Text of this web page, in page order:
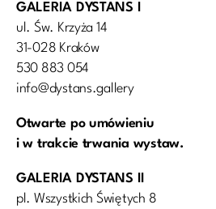
GALERIA DYSTANS I
ul. Św. Krzyża 14
31-028 Kraków
530 883 054
info@dystans.gallery
Otwarte po umówieniu
i w trakcie trwania wystaw.
GALERIA DYSTANS II
pl. Wszystkich Świętych 8